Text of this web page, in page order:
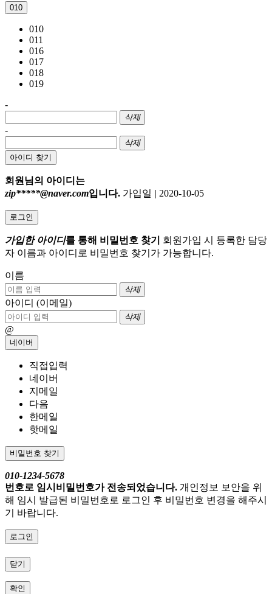
010
010
011
016
017
018
019
-
삭제
-
삭제
아이디 찾기
회원님의 아이디는
zip*****@naver.com입니다. 가입일 | 2020-10-05
로그인
가입한 아이디를 통해 비밀번호 찾기
회원가입 시 등록한 담당
자 이름과 아이디로 비밀번호 찾기가 가능합니다.
이름
삭제
아이디 (이메일)
삭제
@
네이버
직접입력
네이버
지메일
다음
한메일
핫메일
비밀번호 찾기
010-1234-5678
번호로 임시비밀번호가 전송되었습니다. 개인정보 보안을 위
해 임시 발급된 비밀번호로 로그인 후 비밀번호 변경을 해주시
기 바랍니다.
로그인
닫기
확인